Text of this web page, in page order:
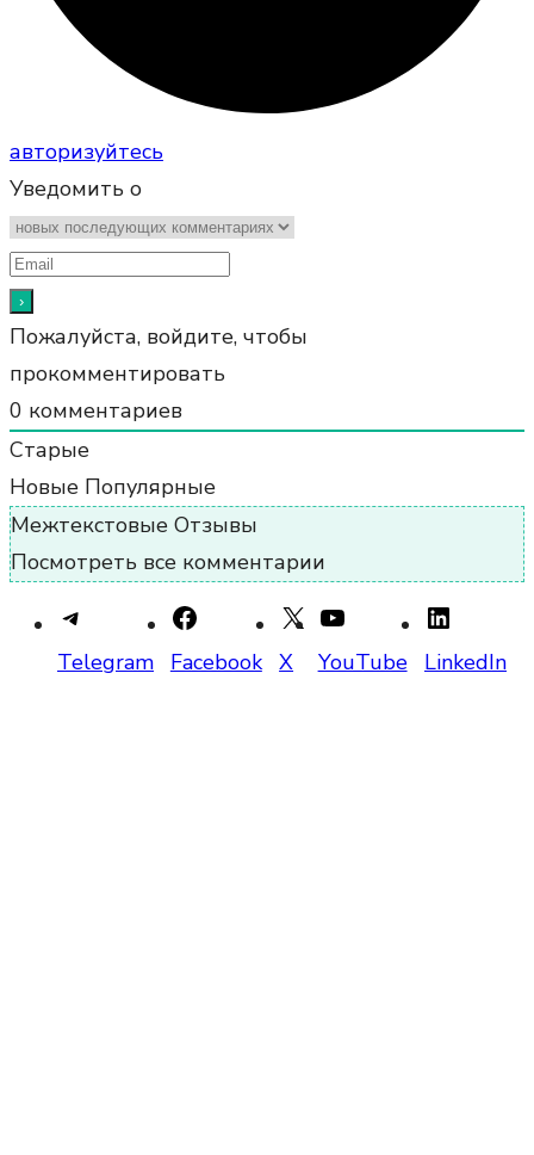
авторизуйтесь
Уведомить о
Пожалуйста, войдите, чтобы
прокомментировать
0 комментариев
Старые
Новые Популярные
Межтекстовые Отзывы
Посмотреть все комментарии
Telegram Facebook X YouTube LinkedIn